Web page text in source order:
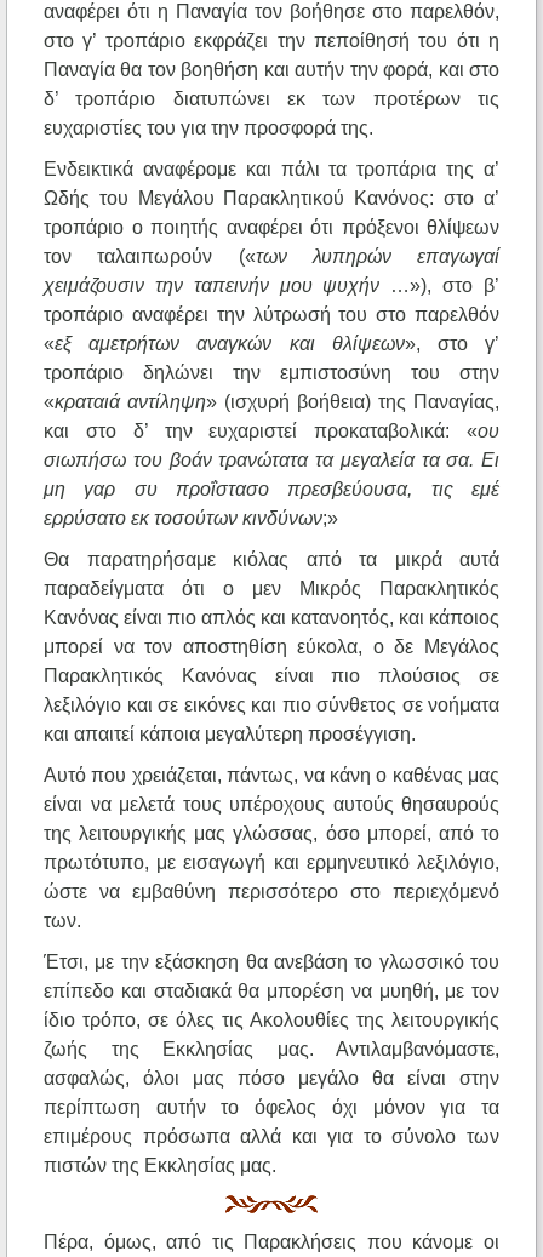
αναφέρει ότι η Παναγία τον βοήθησε στο παρελθόν,
στο γ’ τροπάριο εκφράζει την πεποίθησή του ότι η
Παναγία θα τον βοηθήση και αυτήν την φορά, και στο
δ’ τροπάριο διατυπώνει εκ των προτέρων τις
ευχαριστίες του για την προσφορά της.
Ενδεικτικά αναφέρομε και πάλι τα τροπάρια της α’
Ωδής του Μεγάλου Παρακλητικού Κανόνος: στο α’
τροπάριο ο ποιητής αναφέρει ότι πρόξενοι θλίψεων
τον ταλαιπωρούν («των λυπηρών επαγωγαί
χειμάζουσιν την ταπεινήν μου ψυχήν
…»), στο β’
τροπάριο αναφέρει την λύτρωσή του στο παρελθόν
«εξ αμετρήτων αναγκών και θλίψεων», στο γ’
τροπάριο δηλώνει την εμπιστοσύνη του στην
«κραταιά αντίληψη» (ισχυρή βοήθεια) της Παναγίας,
και στο δ’ την ευχαριστεί προκαταβολικά: «ου
σιωπήσω του βοάν τρανώτατα τα μεγαλεία τα σα. Ει
μη γαρ συ προΐστασο πρεσβεύουσα, τις εμέ
ερρύσατο εκ τοσούτων κινδύνων;»
Θα παρατηρήσαμε κιόλας από τα μικρά αυτά
παραδείγματα ότι ο μεν Μικρός Παρακλητικός
Κανόνας είναι πιο απλός και κατανοητός, και κάποιος
μπορεί να τον αποστηθίση εύκολα, ο δε Μεγάλος
Παρακλητικός Κανόνας είναι πιο πλούσιος σε
λεξιλόγιο και σε εικόνες και πιο σύνθετος σε νοήματα
και απαιτεί κάποια μεγαλύτερη προσέγγιση.
Αυτό που χρειάζεται, πάντως, να κάνη ο καθένας μας
είναι να μελετά τους υπέροχους αυτούς θησαυρούς
της λειτουργικής μας γλώσσας, όσο μπορεί, από το
πρωτότυπο, με εισαγωγή και ερμηνευτικό λεξιλόγιο,
ώστε να εμβαθύνη περισσότερο στο περιεχόμενό
των.
Έτσι, με την εξάσκηση θα ανεβάση το γλωσσικό του
επίπεδο και σταδιακά θα μπορέση να μυηθή, με τον
ίδιο τρόπο, σε όλες τις Ακολουθίες της λειτουργικής
ζωής της Εκκλησίας μας. Αντιλαμβανόμαστε,
ασφαλώς, όλοι μας πόσο μεγάλο θα είναι στην
περίπτωση αυτήν το όφελος όχι μόνον για τα
επιμέρους πρόσωπα αλλά και για το σύνολο των
πιστών της Εκκλησίας μας.
Πέρα, όμως, από τις Παρακλήσεις που κάνομε οι